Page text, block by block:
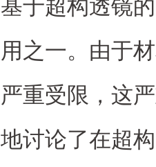
基于超构透镜
用之一。由于
严重受限，这
地讨论了在超